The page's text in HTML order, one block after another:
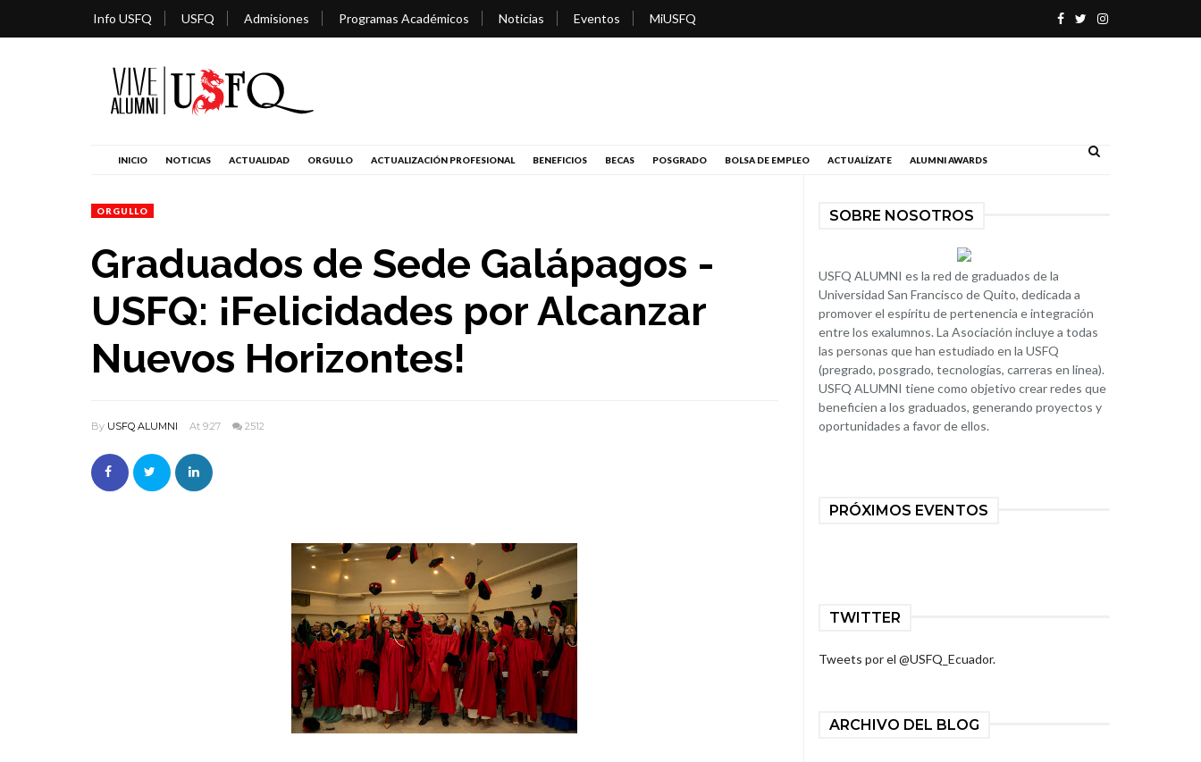
Info USFQ USFQ Admisiones Programas Académicos Noticias Eventos MiUSFQ
INICIO NOTICIAS ACTUALIDAD ORGULLO ACTUALIZACIÓN PROFESIONAL BENEFICIOS BECAS POSGRADO BOLSA DE EMPLEO ACTUALÍZATE ALUMNI AWARDS
ORGULLO
Graduados de Sede Galápagos -
USFQ: ¡Felicidades por Alcanzar
Nuevos Horizontes!
By USFQ ALUMNI At 9:27 2512
SOBRE NOSOTROS
USFQ ALUMNI es la red de graduados de la
Universidad San Francisco de Quito, dedicada a
promover el espíritu de pertenencia e integración
entre los exalumnos. La Asociación incluye a todas
las personas que han estudiado en la USFQ
(pregrado, posgrado, tecnologías, carreras en línea).
USFQ ALUMNI tiene como objetivo crear redes que
beneficien a los graduados, generando proyectos y
oportunidades a favor de ellos.
PRÓXIMOS EVENTOS
TWITTER
Tweets por el @USFQ_Ecuador.
ARCHIVO DEL BLOG